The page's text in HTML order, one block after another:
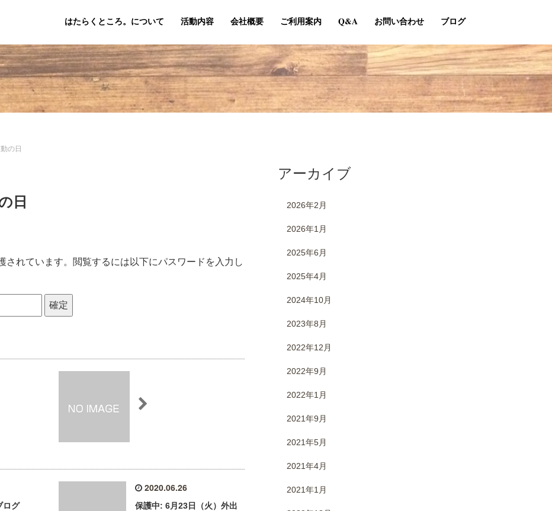
はたらくところ。について 活動内容 会社概要 ご利用案内 Q&A お問い合わせ ブログ
の日
日
されています。閲覧するには以下にパスワードを入力し
ログ
2020.06.26
保護中: 6月23日（火）外出
アーカイブ
2026年2月
2026年1月
2025年6月
2025年4月
2024年10月
2023年8月
2022年12月
2022年9月
2022年1月
2021年9月
2021年5月
2021年4月
2021年1月